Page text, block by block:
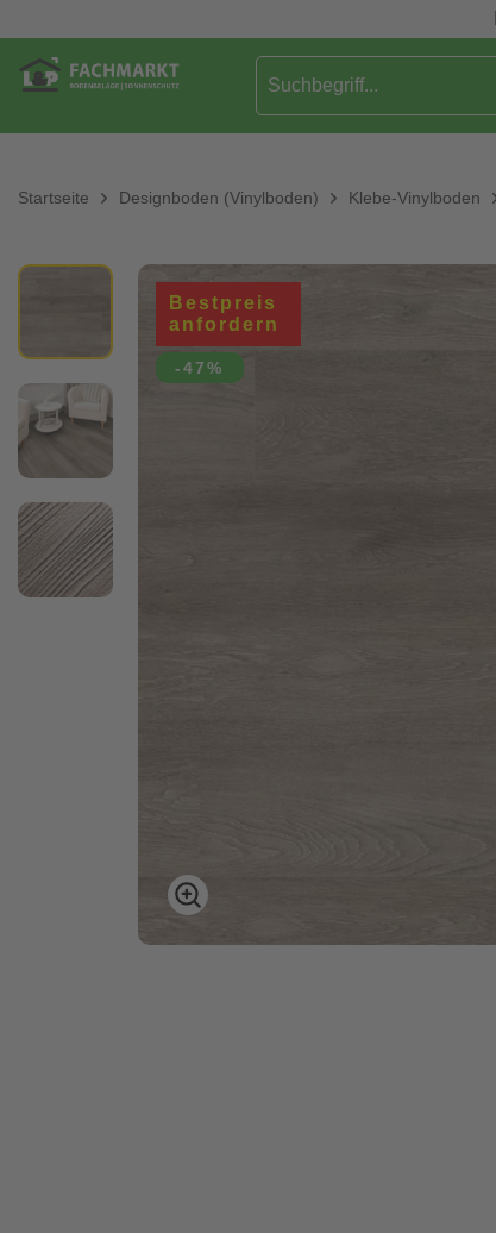
Startseite Designboden (Vinylboden) Klebe-Vinylboden
Bestpreis
anfordern
-47%